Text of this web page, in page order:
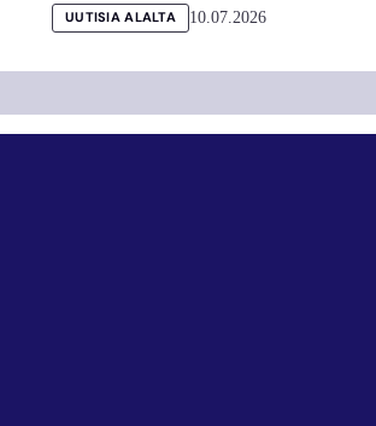
UUTISIA ALALTA 10.07.2026